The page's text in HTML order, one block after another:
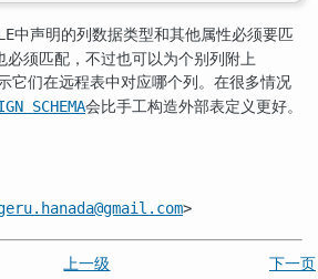
中声明的列数据类型和其他属性必须要匹
须匹配，不过也可以为个别列附上
它们在远程表中对应哪个列。在很多情况
SCHEMA会比手工构造外部表定义更好。
>
上一级 下一页